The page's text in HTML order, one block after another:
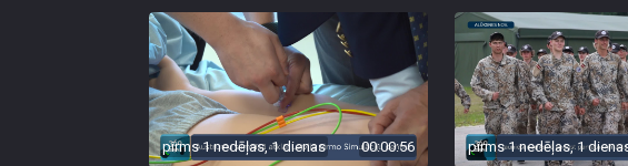
pirms 1 nedēļas, 1 dienas 00:00:56 pirms 1 nedēļas, 1